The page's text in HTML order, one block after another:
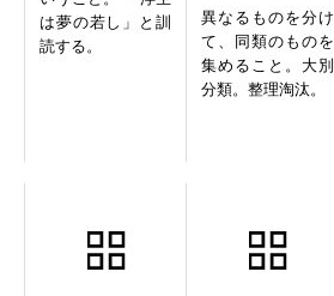
は夢の若し」と訓
読する。
異なるものを分け
て、同類のものを
集めること。大別
分類。整理淘汰。